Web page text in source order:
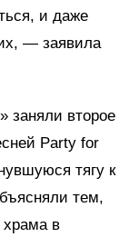
и даже
— заявила
заняли второе
Party for
тягу к
тем,
храма в